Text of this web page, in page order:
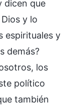
dicen que
y lo
espirituales y
demás?
los
político
también